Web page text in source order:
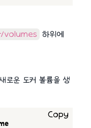
volumes 하위에
로운 도커 볼륨을 생
Copy